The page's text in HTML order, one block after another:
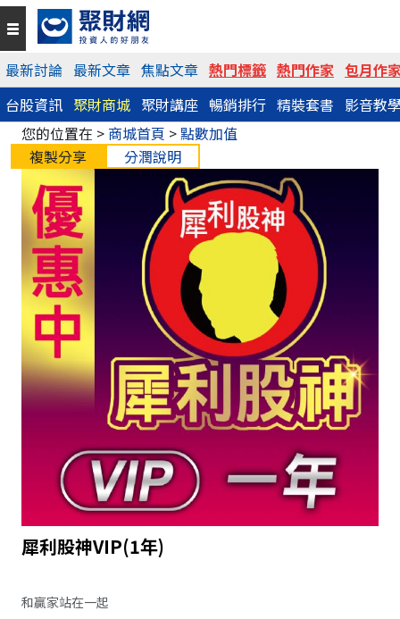
最新討論 最新文章 焦點文章 熱門標籤 熱門作家 包月作
台股資訊 聚財商城 聚財講座 暢銷排行 精裝套書 影音教
您的位置在 > 商城首頁 >點數加值
複製分享
分潤說明
犀利股神VIP(1年)
和贏家站在一起